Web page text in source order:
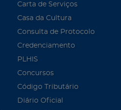
Carta de Serviços
Casa da Cultura
Consulta de Protocolo
Credenciamento
PLHIS
Concursos
Código Tributário
Diário Oficial